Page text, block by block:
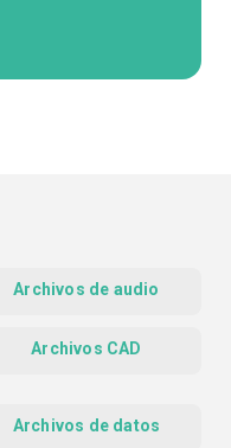
Archivos de audio
Archivos CAD
Archivos de datos